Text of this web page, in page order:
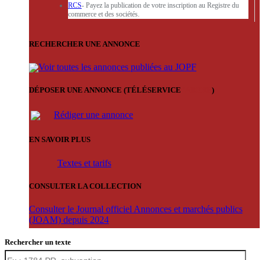
RCS- Payez la publication de votre inscription au Registre du
commerce et des sociétés.
RECHERCHER UNE ANNONCE
Voir toutes les annonces publiées au JOPF
DÉPOSER UNE ANNONCE (TÉLÉSERVICE )
Rédiger une annonce
EN SAVOIR PLUS
Textes et tarifs
CONSULTER LA COLLECTION
Consulter le Journal officiel Annonces et marchés publics
(JOAM) depuis 2024
Rechercher un texte